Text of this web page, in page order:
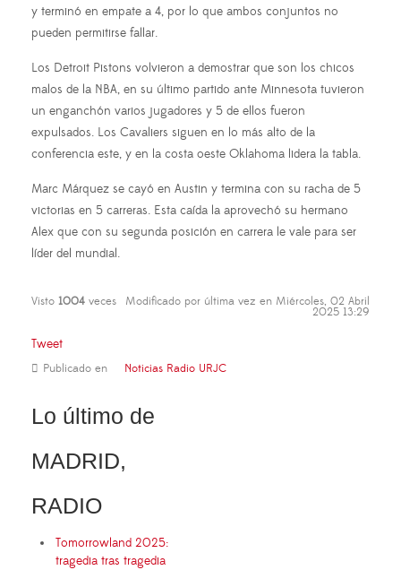
y terminó en empate a 4, por lo que ambos conjuntos no
pueden permitirse fallar.
Los Detroit Pistons volvieron a demostrar que son los chicos
malos de la NBA, en su último partido ante Minnesota tuvieron
un enganchón varios jugadores y 5 de ellos fueron
expulsados. Los Cavaliers siguen en lo más alto de la
conferencia este, y en la costa oeste Oklahoma lidera la tabla.
Marc Márquez se cayó en Austin y termina con su racha de 5
victorias en 5 carreras. Esta caída la aprovechó su hermano
Alex que con su segunda posición en carrera le vale para ser
líder del mundial.
Visto 1004 veces Modificado por última vez en Miércoles, 02 Abril
2025 13:29
Tweet
Publicado en Noticias Radio URJC
Lo último de
MADRID,
RADIO
Tomorrowland 2025:
tragedia tras tragedia